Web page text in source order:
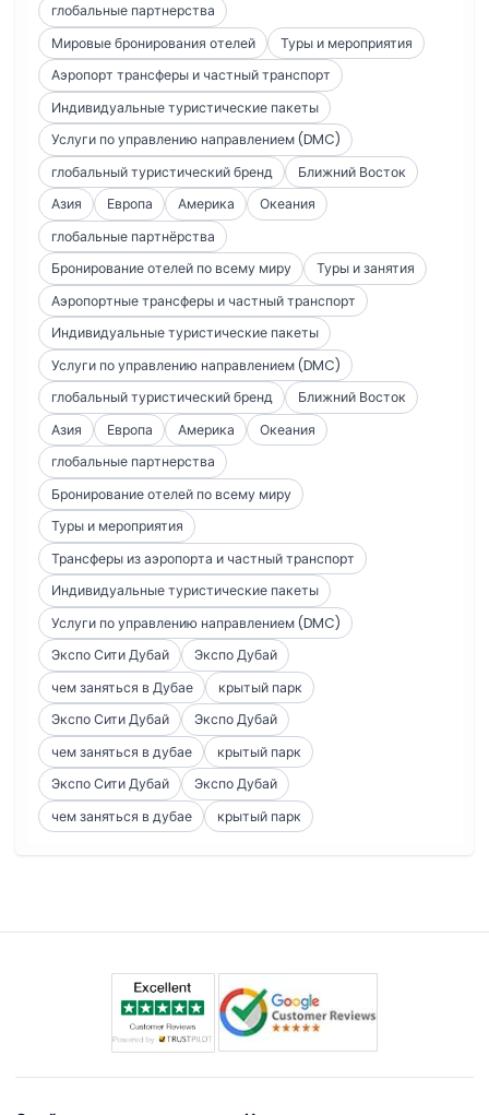
глобальные партнерства
Мировые бронирования отелей
Туры и мероприятия
Аэропорт трансферы и частный транспорт
Индивидуальные туристические пакеты
Услуги по управлению направлением (DMC)
глобальный туристический бренд
Ближний Восток
Азия
Европа Америка
Океания
глобальные партнёрства
Бронирование отелей по всему миру
Туры и занятия
Аэропортные трансферы и частный транспорт
Индивидуальные туристические пакеты
Услуги по управлению направлением (DMC)
глобальный туристический бренд
Ближний Восток
Азия
Европа Америка
Океания
глобальные партнерства
Бронирование отелей по всему миру
Туры и мероприятия
Трансферы из аэропорта и частный транспорт
Индивидуальные туристические пакеты
Услуги по управлению направлением (DMC)
Экспо Сити Дубай
Экспо Дубай
чем заняться в Дубае
крытый парк
Экспо Сити Дубай
Экспо Дубай
чем заняться в дубае
крытый парк
Экспо Сити Дубай
Экспо Дубай
чем заняться в дубае
крытый парк